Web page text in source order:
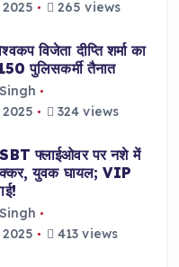
265 views
विजेता दीप्ति शर्मा का
पुलिसकर्मी तैनात
324 views
फ्लाईओवर पर नशे में
युवक घायल; VIP
413 views